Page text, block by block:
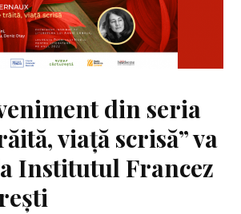
din seria
viață scrisă” va
Institutul Francez